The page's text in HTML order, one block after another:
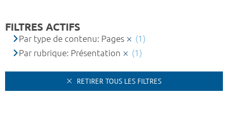
FILTRES ACTIFS
Par type de contenu: Pages
(1)
Par rubrique: Présentation
(1)
RETIRER TOUS LES FILTRES